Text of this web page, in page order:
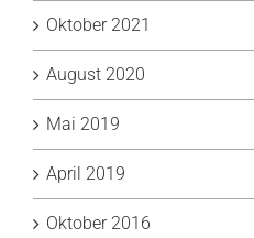
Oktober 2021
August 2020
Mai 2019
April 2019
Oktober 2016